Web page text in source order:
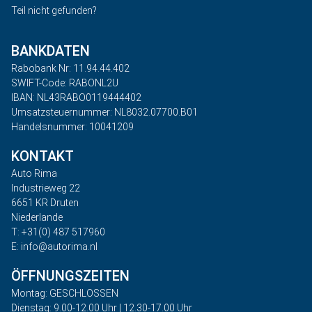
Teil nicht gefunden?
BANKDATEN
Rabobank Nr: 11.94.44.402
SWIFT-Code: RABONL2U
IBAN: NL43RABO0119444402
Umsatzsteuernummer: NL8032.07700.B01
Handelsnummer: 10041209
KONTAKT
Auto Rima
Industrieweg 22
6651 KR Druten
Niederlande
T: +31(0) 487 517960
E: info@autorima.nl
ÖFFNUNGSZEITEN
Montag: GESCHLOSSEN
Dienstag: 9.00-12.00 Uhr | 12.30-17.00 Uhr